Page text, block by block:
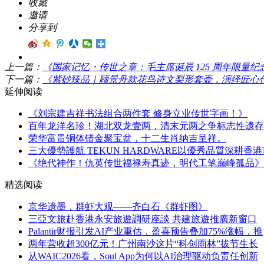
收藏
邀请
分享到
上一篇：
《国家记忆・传世之章：毛主席诞辰 125 周年限量纪
下一篇：
《紫砂臻品｜顾景舟款花鸟诗文梨形套壶，演绎匠心
延伸阅读
《刘宗建吉祥书法组合两件套 修身立业传世字画！》
百年龙洋名珍！湖北双龙壹两，清末元两之争标志性遗存
荣华富贵铜体错金聚宝盆，十二生肖纳吉呈祥。
三大優勢護航 TEKUN HARDWARE以優秀品質深耕香
《绝代神作！仇英传世福禄寿真迹，明代工笔巅峰孤品》
精选阅读
京华遗墨，群虾大观——齐白石《群虾图》
三亞文旅赴香港永安旅遊調研座談 共建旅遊推廣新窗口
Palantir财报引发AI产业重估，盈喜预告叠加75%涨幅，推
两年营收超300亿元！广州南沙这片“科创雨林”拔节生长
从WAIC2026看，Soul App为何以AI治理驱动负责任创新